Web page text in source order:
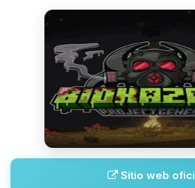
Sitio web